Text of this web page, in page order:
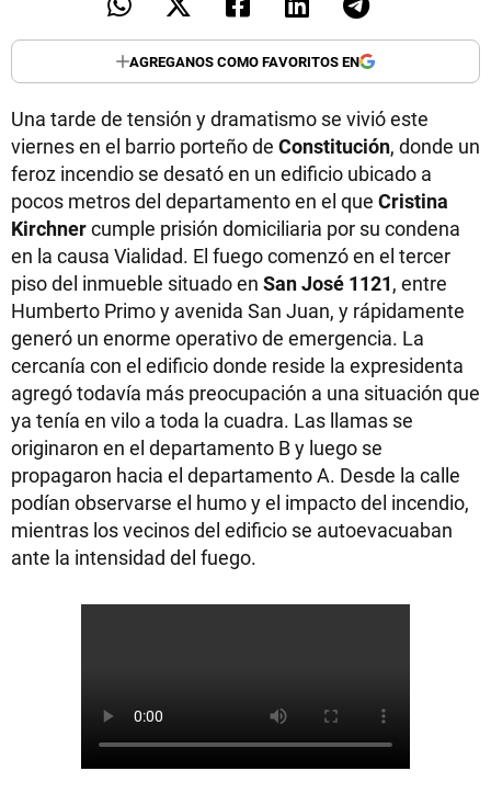
AGREGANOS COMO FAVORITOS EN
Una tarde de tensión y dramatismo se vivió este
viernes en el barrio porteño de Constitución, donde un
feroz incendio se desató en un edificio ubicado a
pocos metros del departamento en el que Cristina
Kirchnercumple prisión domiciliaria por su condena
en la causa Vialidad. El fuego comenzó en el tercer
piso del inmueble situado en San José 1121, entre
Humberto Primo y avenida San Juan, y rápidamente
generó un enorme operativo de emergencia. La
cercanía con el edificio donde reside la expresidenta
agregó todavía más preocupación a una situación que
ya tenía en vilo a toda la cuadra. Las llamas se
originaron en el departamento B y luego se
propagaron hacia el departamento A. Desde la calle
podían observarse el humo y el impacto del incendio,
mientras los vecinos del edificio se autoevacuaban
ante la intensidad del fuego.